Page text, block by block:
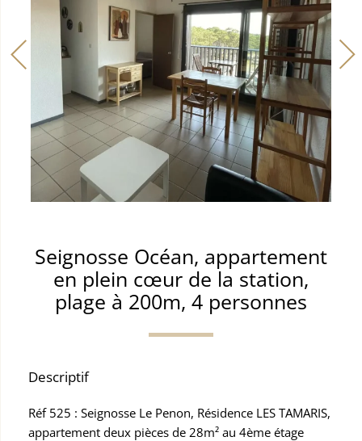
Seignosse Océan, appartement
en plein cœur de la station,
plage à 200m, 4 personnes
Descriptif
Réf 525 : Seignosse Le Penon, Résidence LES TAMARIS,
appartement deux pièces de 28m² au 4ème étage